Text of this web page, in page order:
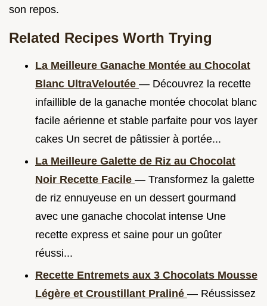
son repos.
Related Recipes Worth Trying
La Meilleure Ganache Montée au Chocolat
Blanc UltraVeloutée — Découvrez la recette
infaillible de la ganache montée chocolat blanc
facile aérienne et stable parfaite pour vos layer
cakes Un secret de pâtissier à portée...
La Meilleure Galette de Riz au Chocolat
Noir Recette Facile — Transformez la galette
de riz ennuyeuse en un dessert gourmand
avec une ganache chocolat intense Une
recette express et saine pour un goûter
réussi...
Recette Entremets aux 3 Chocolats Mousse
Légère et Croustillant Praliné — Réussissez